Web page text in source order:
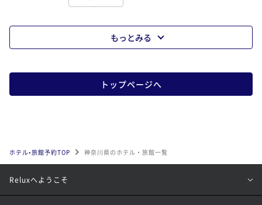
もっとみる
トップページへ
ホテル•旅館予約TOP 神奈川県のホテル・旅館一覧
Reluxへようこそ